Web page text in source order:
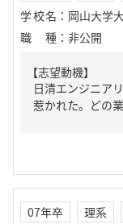
学校名 ： 岡山大学
職種 ： 非公開
【志望動機】
日清エンジニア
惹かれた。どの
07年卒 理系